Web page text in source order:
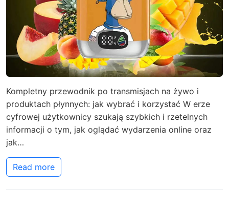
Kompletny przewodnik po transmisjach na żywo i
produktach płynnych: jak wybrać i korzystać W erze
cyfrowej użytkownicy szukają szybkich i rzetelnych
informacji o tym, jak oglądać wydarzenia online oraz
jak…
Read more